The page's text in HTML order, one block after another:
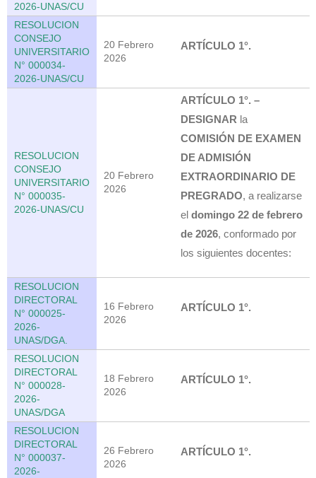
2026-UNAS/CU
RESOLUCION
CONSEJO
UNIVERSITARIO
N° 000034-
2026-UNAS/CU
20 Febrero
2026
ARTÍCULO 1°.
RESOLUCION
CONSEJO
UNIVERSITARIO
N° 000035-
2026-UNAS/CU
20 Febrero
2026
ARTÍCULO 1°. –
DESIGNARla
COMISIÓN DE EXAMEN
DE ADMISIÓN
EXTRAORDINARIO DE
PREGRADO, a realizarse
el domingo 22 de febrero
de 2026, conformado por
los siguientes docentes:
RESOLUCION
DIRECTORAL
N° 000025-
2026-
UNAS/DGA.
16 Febrero
2026
ARTÍCULO 1°.
RESOLUCION
DIRECTORAL
N° 000028-
2026-
UNAS/DGA
18 Febrero
2026
ARTÍCULO 1°.
RESOLUCION
DIRECTORAL
N° 000037-
2026-
26 Febrero
2026
ARTÍCULO 1°.